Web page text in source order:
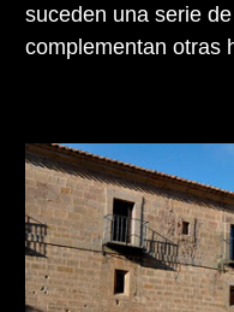
suceden una serie
complementan otras